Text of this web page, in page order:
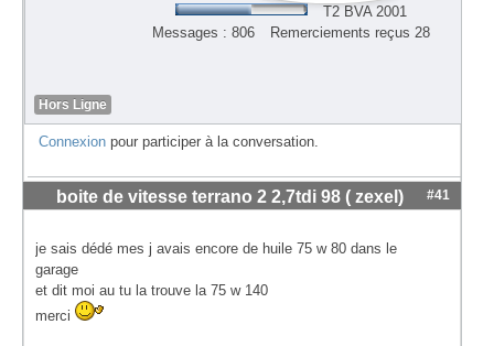
T2 BVA 2001
Messages : 806
Remerciements reçus 28
Hors Ligne
Connexion pour participer à la conversation.
boite de vitesse terrano 2 2,7tdi 98 ( zexel) #41
je sais dédé mes j avais encore de huile 75 w 80 dans le
garage
et dit moi au tu la trouve la 75 w 140
merci